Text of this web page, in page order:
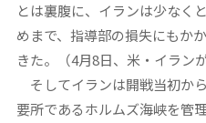
とは裏腹に、イランは少なく
めまで、指導部の損失にもか
きた。（4月8日、米・イラン
そしてイランは開戦当初か
要所であるホルムズ海峡を管